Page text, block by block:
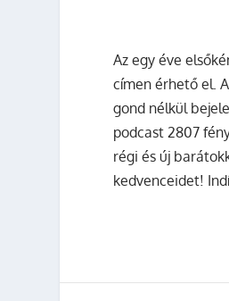
Az egy éve
címen érhető el.
gond nélkül
podcast 2807
régi és új
kedvenceidet!